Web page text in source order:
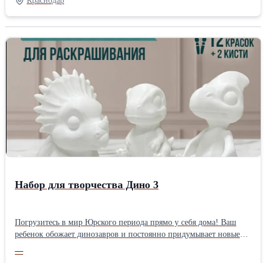
Развитая инфраструктура: рядом находятся учебные заведения,
что делает квартиру привлекательной для студентов и их
вашему переезду. - Частично меблирована: вы сможете сразу
насладиться комфортом без дополнительных затрат. - Выгодная
цена: отличное предложение на рынке недвижимости. Не
упустите возможность стать владельцем квартиры, которая
идеально подходит как для жизни, так и для бизнеса! Звоните и
записывайтесь на просмотр уже сегодня!
Набор для творчества Дино 3
Погрузитесь в мир Юрского периода прямо у себя дома! Ваш
ребенок обожает динозавров и постоянно придумывает новые
собственный доисторический мир с набором для творчества
—